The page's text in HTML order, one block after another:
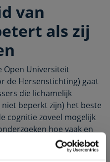
van
als zij
Open Universiteit
de Hersenstichting) gaat
die lichamelijk
beperkt zijn) het beste
cognitie zoveel mogelijk
hoe vaak en
en op welke
zal men onderzoeken